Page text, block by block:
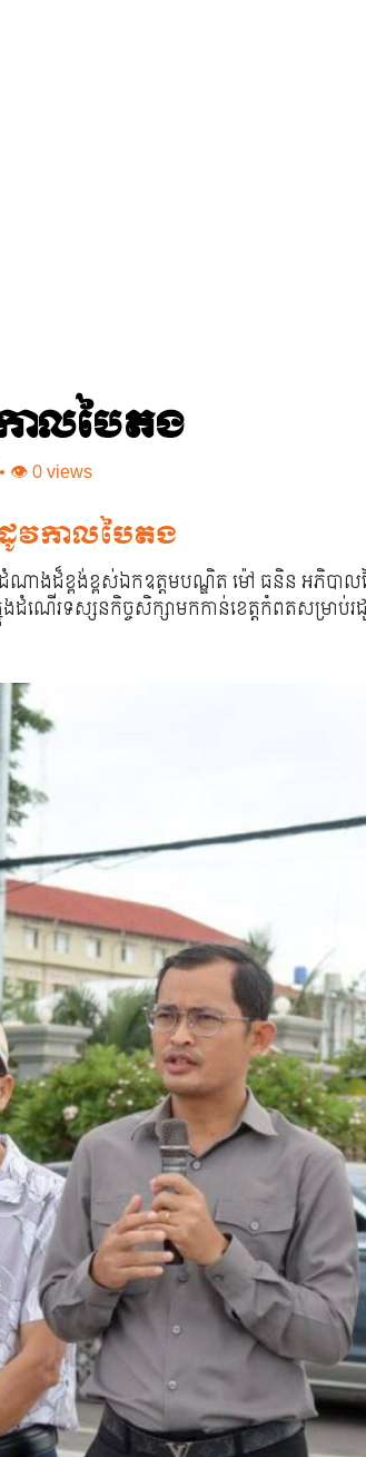
ាលបៃតង
👁 0 views
ដូវកាលបៃតង
ណាងដ៏ខ្ពង់ខ្ពស់ឯកឧត្តមបណ្ឌិត ម៉ៅ ធនិន អភិបា
ើរទស្សនកិច្ចសិក្សាមកកាន់ខេត្តកំពតសម្រាប់រ